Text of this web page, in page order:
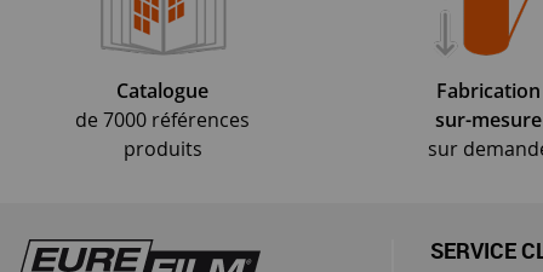
Catalogue
de 7000 références
produits
Fabrication
sur-mesure
sur
SERVICE